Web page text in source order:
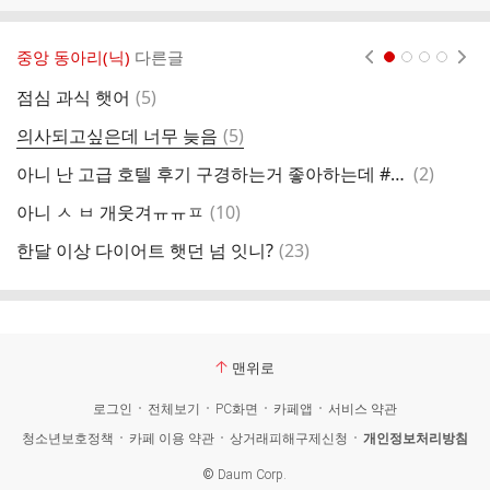
중앙 동아리(닉) 다른글
점심 과식 햇어 댓
(5)
의사되고싶은데 너무 늦음 댓
글
(5)
아니 난 고급 호텔 후기 구경하는거 좋아하는데 #호텔제공 써져있으면 확식어 댓
(2)
아니 ㅅ ㅂ 개웃겨ㅠㅠㅍ 댓
(10)
한달 이상 다이어트 햇던 넘 잇니? 댓
(23)
맨위로
로그인 전체보기 PC화면 카페앱
서비스 약관
청소년보호정책
카페 이용 약관 상거래피해구제신청 개인정보처리방침
© Daum Corp.